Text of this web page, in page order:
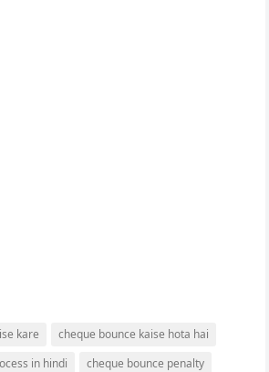
kare
cheque bounce kaise hota hai
in hindi
cheque bounce penalty